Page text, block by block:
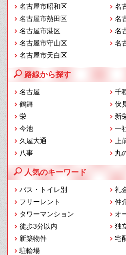
名古屋市昭和区
名
名古屋市熱田区
名
名古屋市港区
名
名古屋市守山区
名
名古屋市天白区
路線から探す
名古屋
千
鶴舞
伏
栄
新
今池
一
久屋大通
上
八事
丸
人気のキーワード
バス・トイレ別
礼
フリーレント
仲
タワーマンション
オ
徒歩3分以内
独
新築物件
宅
駐輪場